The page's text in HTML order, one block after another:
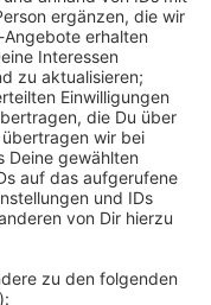
es Werkstätten,
Schulungsraum
neue Wache auch
ein. So können
besser aus
Außerdem sind
im Stadtgebiet
kostet rund elf